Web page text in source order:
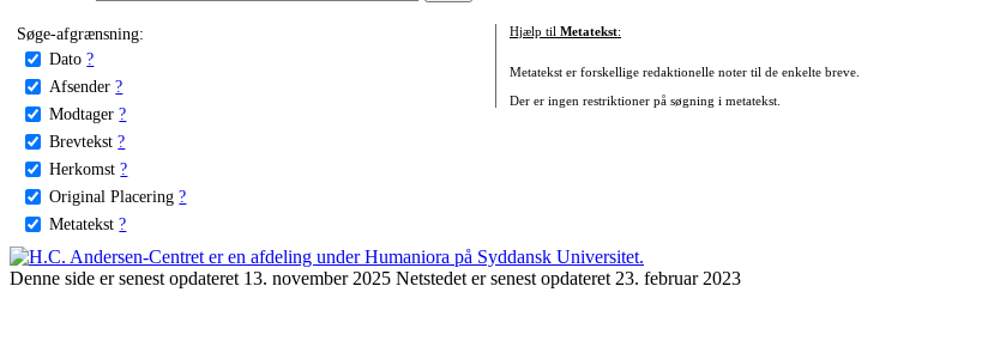
Søge-afgrænsning:
Dato ?
Afsender ?
Modtager ?
Brevtekst ?
Herkomst ?
Original Placering ?
Metatekst ?
Hjælp til Metatekst:
Metatekst er forskellige redaktionelle noter til de enkelte breve.
Der er ingen restriktioner på søgning i metatekst.
Denne side er senest opdateret 13. november 2025 Netstedet er senest opdateret 23. februar 2023